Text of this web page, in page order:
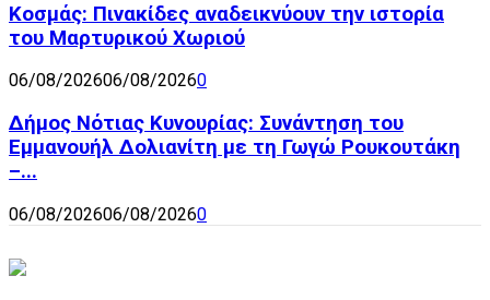
Κοσμάς: Πινακίδες αναδεικνύουν την ιστορία
του Μαρτυρικού Χωριού
06/08/202606/08/20260
Δήμος Νότιας Κυνουρίας: Συνάντηση του
Εμμανουήλ Δολιανίτη με τη Γωγώ Ρουκουτάκη
–...
06/08/202606/08/20260